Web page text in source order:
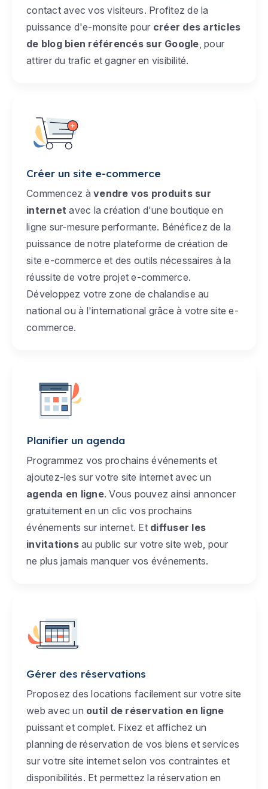
contact avec vos visiteurs. Profitez de la
puissance d'e-monsite pour créer des articles
de blog bien référencés sur Google , pour
attirer du trafic et gagner en visibilité.
Créer un site e-commerce
Commencez à vendre vos produits sur
internet avec la création d'une boutique en
ligne sur-mesure performante. Bénéficez de la
puissance de notre plateforme de création de
site e-commerce et des outils nécessaires à la
réussite de votre projet e-commerce.
Développez votre zone de chalandise au
national ou à l'international grâce à votre site e-
commerce.
Planifier un agenda
Programmez vos prochains événements et
ajoutez-les sur votre site internet avec un
agenda en ligne. Vous pouvez ainsi annoncer
gratuitement en un clic vos prochains
événements sur internet. Et diffuser les
invitationsau public sur votre site web, pour
ne plus jamais manquer vos événements.
Gérer des réservations
Proposez des locations facilement sur votre site
web avec un outil de réservation en ligne
puissant et complet. Fixez et affichez un
planning de réservation de vos biens et services
sur votre site internet selon vos contraintes et
disponibilités. Et permettez la réservation en